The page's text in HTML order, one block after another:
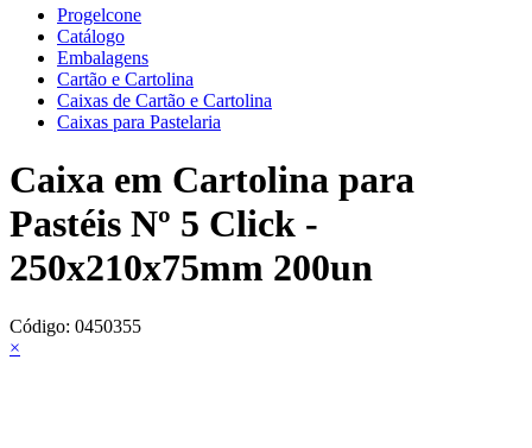
Progelcone
Catálogo
Embalagens
Cartão e Cartolina
Caixas de Cartão e Cartolina
Caixas para Pastelaria
Caixa em Cartolina para
Pastéis Nº 5 Click -
250x210x75mm 200un
Código: 0450355
×